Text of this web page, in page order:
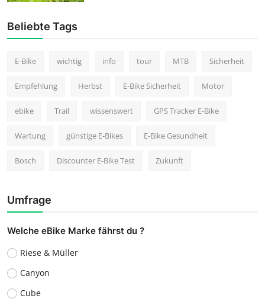
Beliebte Tags
E-Bike wichtig info tour MTB Sicherheit
Empfehlung Herbst E-Bike Sicherheit Motor
ebike Trail wissenswert GPS Tracker E-Bike
Wartung günstige E-Bikes E-Bike Gesundheit
Bosch Discounter E-Bike Test Zukunft
Umfrage
Welche eBike Marke fährst du ?
Riese & Müller
Canyon
Cube